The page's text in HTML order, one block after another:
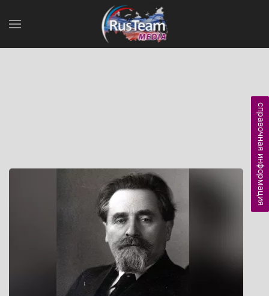
справочная информация